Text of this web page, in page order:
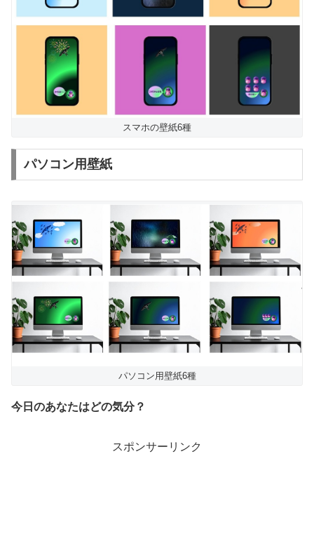
スマホの壁紙6種
パソコン用壁紙
パソコン用壁紙6種
今日のあなたはどの気分？
スポンサーリンク